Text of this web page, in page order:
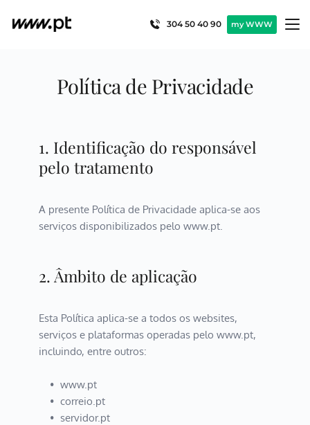
para
304 50 40 90 my WWW
Política de Privacidade
1. Identificação do responsável
pelo tratamento
A presente Política de Privacidade aplica-se aos
serviços disponibilizados pelo www.pt.
2. Âmbito de aplicação
Esta Política aplica-se a todos os websites,
serviços e plataformas operadas pelo www.pt,
incluindo, entre outros:
www.pt
correio.pt
servidor.pt